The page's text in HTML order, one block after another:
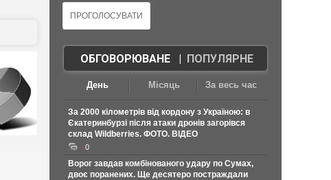
ОБГОВОРЮВАНЕ| ПОПУЛЯРНЕ
День Місяць За весь час
За 2000 кілометрів від кордону з Україною: в
Єкатеринбурзі після атаки дронів загорівся
склад Wildberries. ФОТО. ВІДЕО
0
Ворог завдав комбінованого удару по Сумах,
двоє поранених. Ще десятеро постраждали